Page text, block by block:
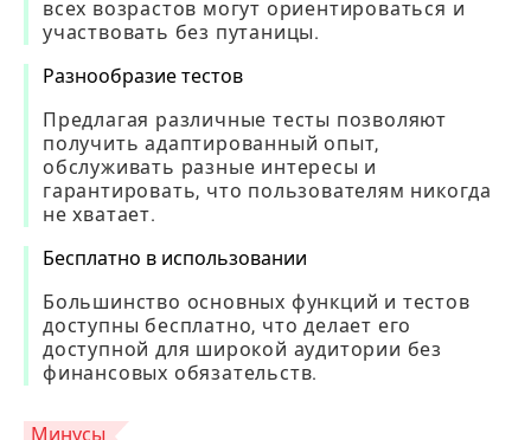
всех возрастов могут ориентироваться и
участвовать без путаницы.
Разнообразие тестов
Предлагая различные тесты позволяют
получить адаптированный опыт,
обслуживать разные интересы и
гарантировать, что пользователям никогда
не хватает.
Бесплатно в использовании
Большинство основных функций и тестов
доступны бесплатно, что делает его
доступной для широкой аудитории без
финансовых обязательств.
Минусы